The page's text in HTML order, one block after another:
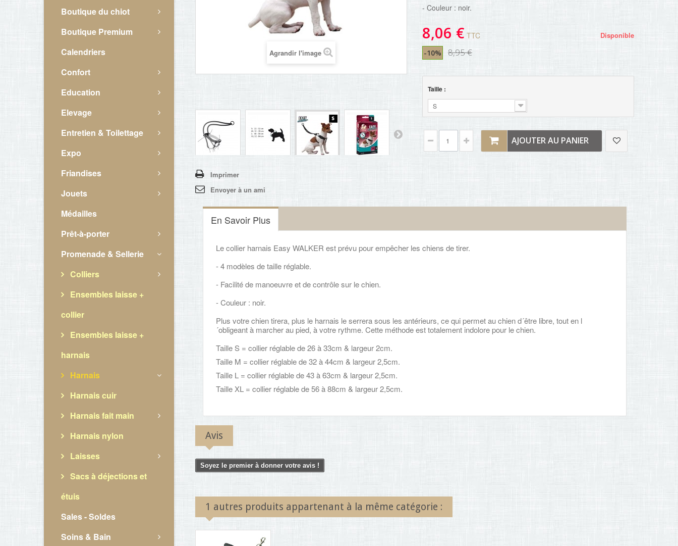
Boutique du chiot
Boutique Premium
Calendriers
Confort
Education
Elevage
Entretien & Toilettage
Expo
Friandises
Jouets
Médailles
Prêt-à-porter
Promenade & Sellerie
Colliers
Ensembles laisse +
collier
Ensembles laisse +
harnais
Harnais
Harnais cuir
Harnais fait main
Harnais nylon
Laisses
Sacs à déjections et
étuis
Sales - Soldes
Soins & Bain
Agrandir l'image
Imprimer
Envoyer à un ami
- Couleur : noir.
8,06 € TTC
-10% 8,95 €
Disponible
Taille :
S
AJOUTER AU PANIER
En Savoir Plus
Le collier harnais Easy WALKER est prévu pour empêcher les chiens de tirer.
- 4 modèles de taille réglable.
- Facilité de manoeuvre et de contrôle sur le chien.
- Couleur : noir.
Plus votre chien tirera, plus le harnais le serrera sous les antérieurs, ce qui permet au chien d´être libre, tout en l
´obligeant à marcher au pied, à votre rythme. Cette méthode est totalement indolore pour le chien.
Taille S = collier réglable de 26 à 33cm & largeur 2cm.
Taille M = collier réglable de 32 à 44cm & largeur 2,5cm.
Taille L = collier réglable de 43 à 63cm & largeur 2,5cm.
Taille XL = collier réglable de 56 à 88cm & largeur 2,5cm.
Avis
Soyez le premier à donner votre avis !
1 autres produits appartenant à la même catégorie :